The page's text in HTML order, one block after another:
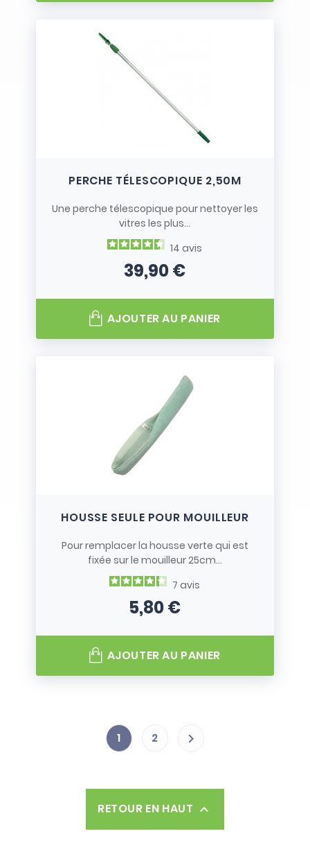
PERCHE TÉLESCOPIQUE 2,50M
Une perche télescopique pour nettoyer les
vitres les plus...
14avis
Prix
39,90 €
AJOUTER AU PANIER
HOUSSE SEULE POUR MOUILLEUR
Pour remplacer la housse verte qui est
fixée sur le mouilleur 25cm...
7avis
Prix
5,80 €
AJOUTER AU PANIER
1 2 
RETOUR EN HAUT 